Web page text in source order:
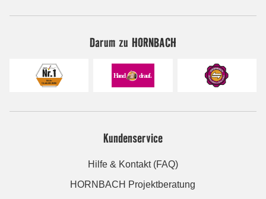
Darum zu HORNBACH
Kundenservice
Hilfe & Kontakt (FAQ)
HORNBACH Projektberatung